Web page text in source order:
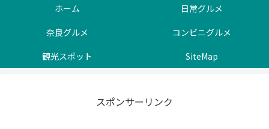
ホーム
日常グルメ
奈良グルメ
コンビニグルメ
観光スポット
SiteMap
スポンサーリンク